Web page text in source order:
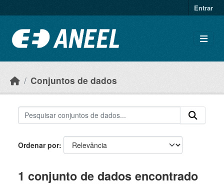
Entrar
Conjuntos de dados
Ordenar por
1 conjunto de dados encontrado